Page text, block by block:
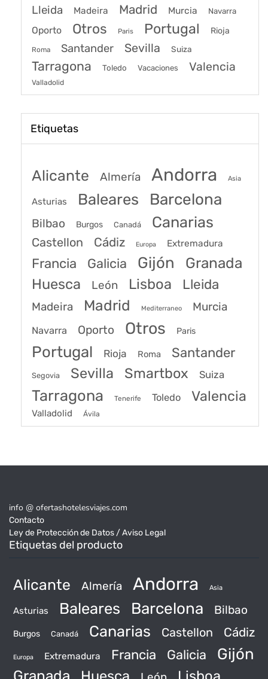
Lleida Madeira Madrid Murcia Navarra
Oporto Otros Paris Portugal Rioja
Roma Santander Sevilla Suiza
Tarragona Toledo Vacaciones Valencia
Valladolid
Etiquetas
Alicante Almería Andorra Asia
Asturias Baleares Barcelona
Bilbao Burgos Canadá Canarias
Castellon Cádiz Europa Extremadura
Francia Galicia Gijón Granada
Huesca León Lisboa Lleida
Madeira Madrid Mediterraneo Murcia
Navarra Oporto Otros Paris
Portugal Rioja Roma Santander
Segovia Sevilla Smartbox Suiza
Tarragona Tenerife Toledo Valencia
Valladolid Ávila
info @ ofertashotelesviajes.com
Contacto
Ley de Protección de Datos / Aviso Legal
Etiquetas del producto
Alicante Almería Andorra Asia
Asturias Baleares Barcelona Bilbao
Burgos Canadá Canarias Castellon Cádiz
Europa Extremadura Francia Galicia Gijón